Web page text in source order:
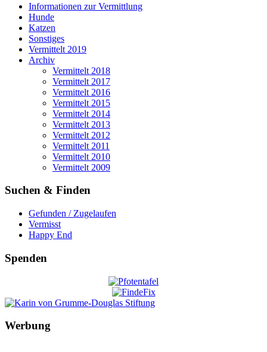
Informationen zur Vermittlung
Hunde
Katzen
Sonstiges
Vermittelt 2019
Archiv
Vermittelt 2018
Vermittelt 2017
Vermittelt 2016
Vermittelt 2015
Vermittelt 2014
Vermittelt 2013
Vermittelt 2012
Vermittelt 2011
Vermittelt 2010
Vermittelt 2009
Suchen & Finden
Gefunden / Zugelaufen
Vermisst
Happy End
Spenden
Werbung